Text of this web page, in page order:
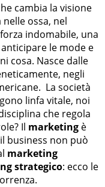
cambia la visione
ossa, nel
indomabile, una
le mode e
cosa. Nasce dalle
negli
La società
linfa vitale, noi
che regola
Il marketing è
business non può
marketing
strategico: ecco le